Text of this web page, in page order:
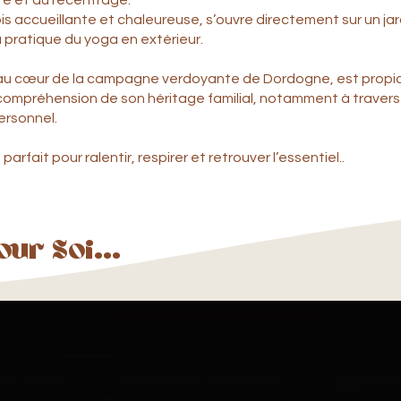
accueillante et chaleureuse, s’ouvre directement sur un
du yoga en extérieur.
cœur de la campagne verdoyante de Dordogne, est
de son héritage familial, notamment à
pour ralentir, respirer et retrouver l’essentiel..
Soi...